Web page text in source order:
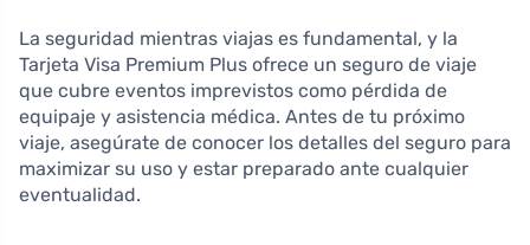
La seguridad mientras viajas es fundamental, y la
Tarjeta Visa Premium Plus ofrece un seguro de viaje
que cubre eventos imprevistos como pérdida de
equipaje y asistencia médica. Antes de tu próximo
viaje, asegúrate de conocer los detalles del seguro para
maximizar su uso y estar preparado ante cualquier
eventualidad.